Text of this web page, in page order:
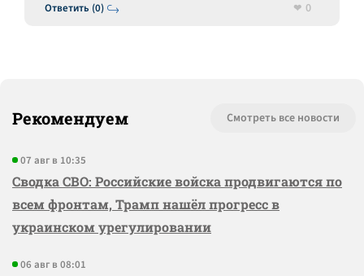
Ответить (0)
0
Рекомендуем Смотреть все новости
07 авг в 10:35
Сводка СВО: Российские войска продвигаются по
всем фронтам, Трамп нашёл прогресс в
украинском урегулировании
06 авг в 08:01